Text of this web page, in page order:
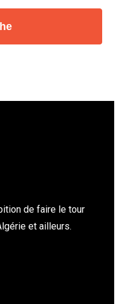
de faire le tour
et ailleurs.